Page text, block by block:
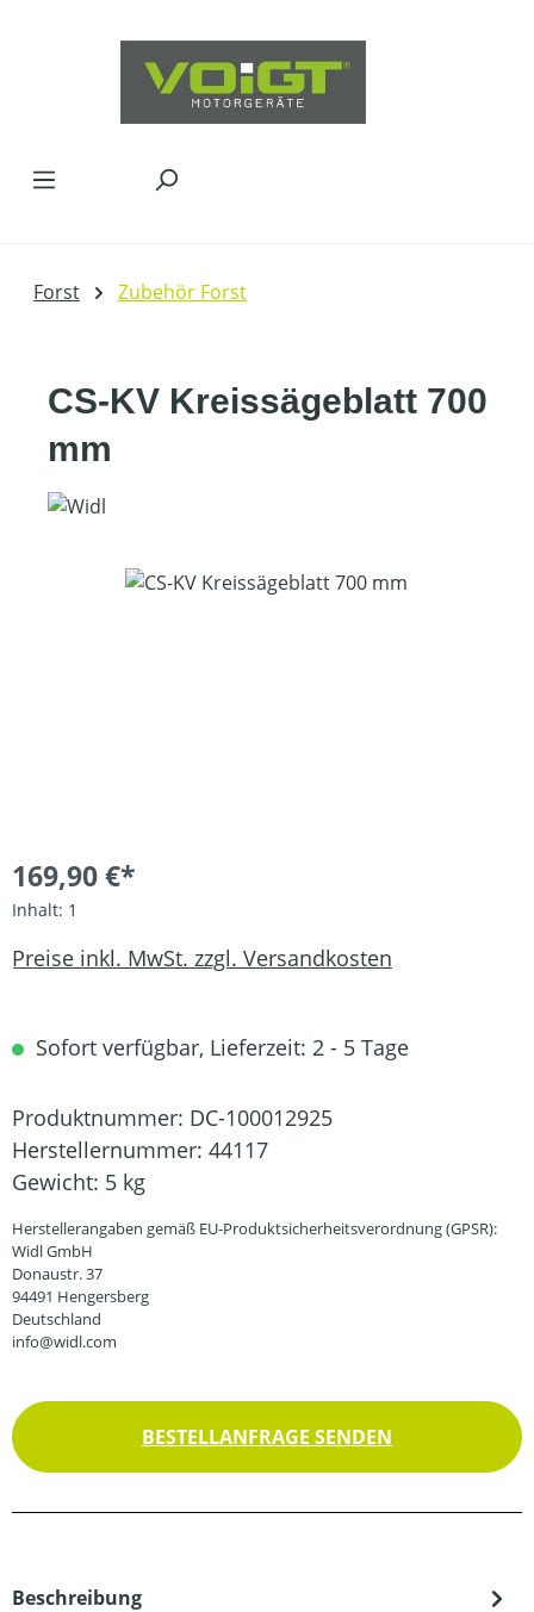
Forst Zubehör Forst
CS-KV Kreissägeblatt 700
mm
Bildergalerie überspringen
169,90 €*
Inhalt: 1
Preise inkl. MwSt. zzgl. Versandkosten
Sofort verfügbar, Lieferzeit: 2 - 5 Tage
Produktnummer: DC-100012925
Herstellernummer: 44117
Gewicht: 5 kg
Herstellerangaben gemäß EU-Produktsicherheitsverordnung (GPSR):
Widl GmbH
Donaustr. 37
94491 Hengersberg
Deutschland
info@widl.com
BESTELLANFRAGE SENDEN
Beschreibung